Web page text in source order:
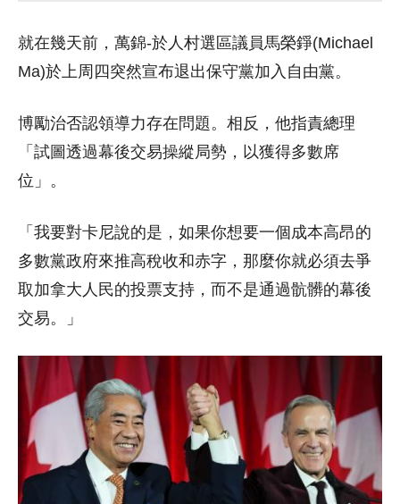
就在幾天前，萬錦-於人村選區議員馬榮錚(Michael
Ma)於上周四突然宣布退出保守黨加入自由黨。
博勵治否認領導力存在問題。相反，他指責總理
「試圖透過幕後交易操縱局勢，以獲得多數席
位」。
「我要對卡尼說的是，如果你想要一個成本高昂的
多數黨政府來推高稅收和赤字，那麼你就必須去爭
取加拿大人民的投票支持，而不是通過骯髒的幕後
交易。」